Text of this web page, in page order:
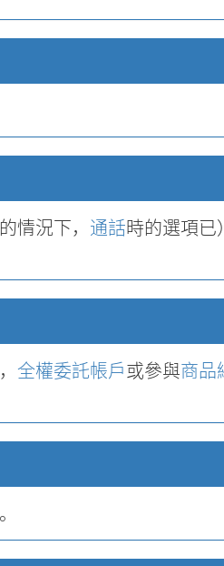
情況下， 通話時的選項已
全權委託帳戶或參與商品
。